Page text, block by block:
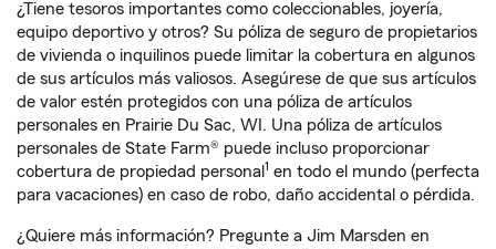
¿Tiene tesoros importantes como coleccionables, joyería,
equipo deportivo y otros? Su póliza de seguro de propietarios
de vivienda o inquilinos puede limitar la cobertura en algunos
de sus artículos más valiosos. Asegúrese de que sus artículos
de valor estén protegidos con una póliza de artículos
personales en Prairie Du Sac, WI. Una póliza de artículos
personales de State Farm® puede incluso proporcionar
cobertura de propiedad personal 1 en todo el mundo (perfecta
para vacaciones) en caso de robo, daño accidental o pérdida.
¿Quiere más información? Pregunte a Jim Marsden en